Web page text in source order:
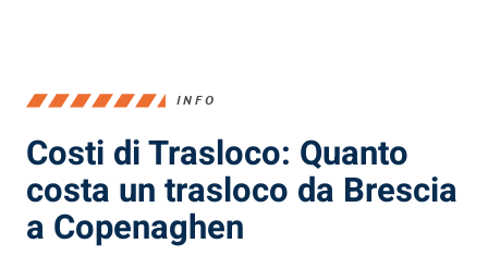
INFO
Costi di Trasloco: Quanto
costa un trasloco da Brescia
a Copenaghen